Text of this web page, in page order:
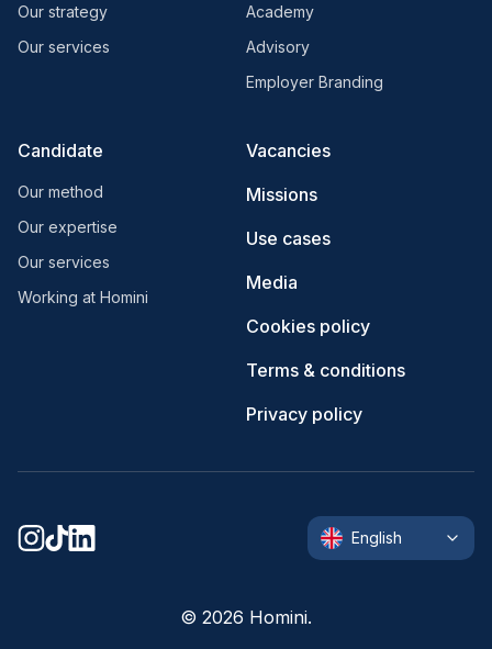
Our strategy
Our services
Academy
Advisory
Employer Branding
Candidate
Our method
Our expertise
Our services
Working at Homini
Vacancies
Missions
Use cases
Media
Cookies policy
Terms & conditions
Privacy policy
© 2026 Homini.
English